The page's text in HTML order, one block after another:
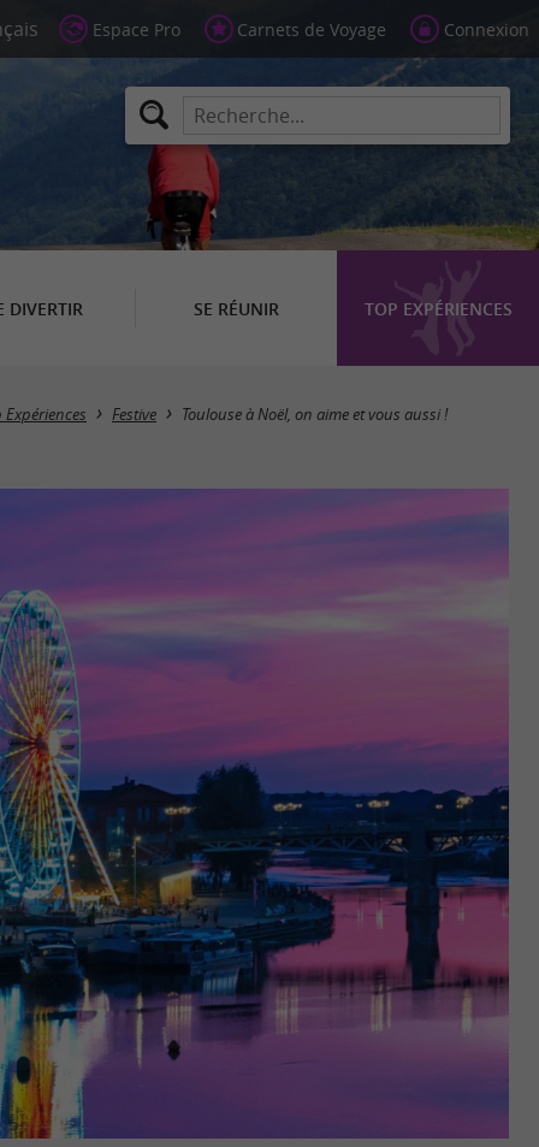
Espace Pro Carnets de Voyage Connexion
DIVERTIR SE RÉUNIR TOP EXPÉRIENCES
Expériences Festive Toulouse à Noël, on aime et vous aussi !